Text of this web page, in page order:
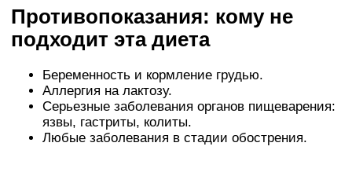
Противопоказания: кому не
подходит эта диета
Беременность и кормление грудью.
Аллергия на лактозу.
Серьезные заболевания органов пищеварения:
язвы, гастриты, колиты.
Любые заболевания в стадии обострения.